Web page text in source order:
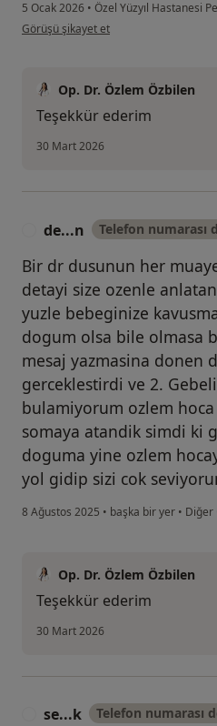
5 Ocak 2026 • Özel Yüzyıl Hastanesi
kullanıcının görüşüne göre gü...
Görüşü şikayet et
Op. Dr. Özlem Özbilen
Teşekkür ederim
30 Mart 2026
de...n Telefon numarası
Bir dr dusunun her
detayi size ozenle
yuzle bebeginize
dogum olsa bile olmasa
mesaj yazmasina donen
gerceklestirdi ve 2.
bulamiyorum ozlem
somaya atandik simdi ki
doguma yine ozlem
yol gidip sizi cok
8 Ağustos 2025 • başka bir yer • Diğer
Op. Dr. Özlem Özbilen
Teşekkür ederim
30 Mart 2026
se...k Telefon numarası